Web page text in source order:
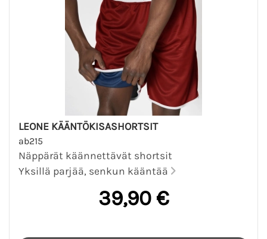
LEONE KÄÄNTÖKISASHORTSIT
ab215
Näppärät käännettävät shortsit
Yksillä parjää, senkun kääntää
39,90 €